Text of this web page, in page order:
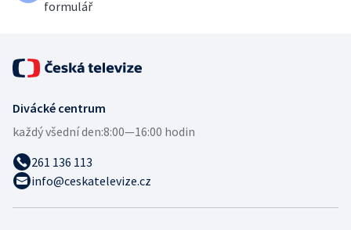
formulář
Divácké centrum
každý všední den:8:00—16:00 hodin
261 136 113
info@ceskatelevize.cz